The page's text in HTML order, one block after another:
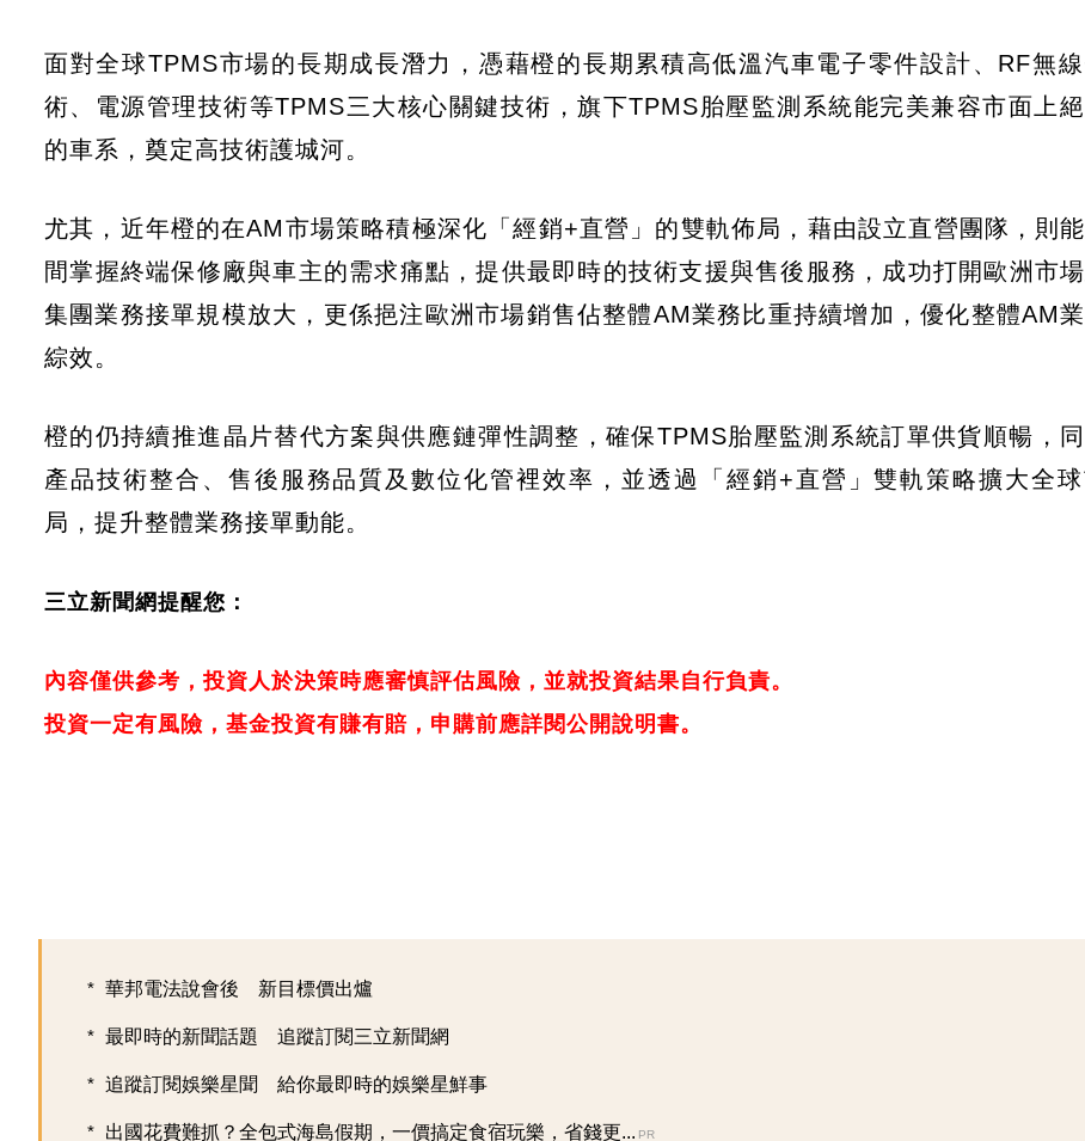
面對全球TPMS市場的長期成長潛力，憑藉橙的長期累積高低溫汽車電子零件設計、RF無
術、電源管理技術等TPMS三大核心關鍵技術，旗下TPMS胎壓監測系統能完美兼容市面上
的車系，奠定高技術護城河。
尤其，近年橙的在AM市場策略積極深化「經銷+直營」的雙軌佈局，藉由設立直營團隊，則
間掌握終端保修廠與車主的需求痛點，提供最即時的技術支援與售後服務，成功打開歐洲市
集團業務接單規模放大，更係挹注歐洲市場銷售佔整體AM業務比重持續增加，優化整體AM
綜效。
橙的仍持續推進晶片替代方案與供應鏈彈性調整，確保TPMS胎壓監測系統訂單供貨順暢，
產品技術整合、售後服務品質及數位化管裡效率，並透過「經銷+直營」雙軌策略擴大全
局，提升整體業務接單動能。
三立新聞網提醒您：
內容僅供參考，投資人於決策時應審慎評估風險，並就投資結果自行負責。
投資一定有風險，基金投資有賺有賠，申購前應詳閱公開說明書。
華邦電法說會後 新目標價出爐
最即時的新聞話題 追蹤訂閱三立新聞網
追蹤訂閱娛樂星聞 給你最即時的娛樂星鮮事
出國花費難抓？全包式海島假期，一價搞定食宿玩樂，省錢更... PR